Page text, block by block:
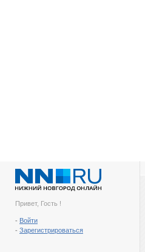
Привет, Гость !
- Войти
- Зарегистрироваться